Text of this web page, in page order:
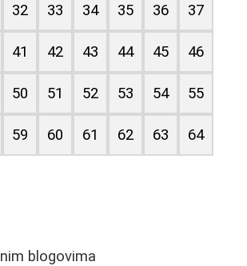
32 33 34 35 36 37
41 42 43 44 45 46
50 51 52 53 54 55
59 60 61 62 63 64
blogovima